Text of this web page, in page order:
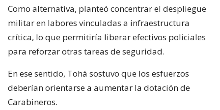
Como alternativa, planteó concentrar el despliegue
militar en labores vinculadas a infraestructura
crítica, lo que permitiría liberar efectivos policiales
para reforzar otras tareas de seguridad.
En ese sentido, Tohá sostuvo que los esfuerzos
deberían orientarse a aumentar la dotación de
Carabineros.